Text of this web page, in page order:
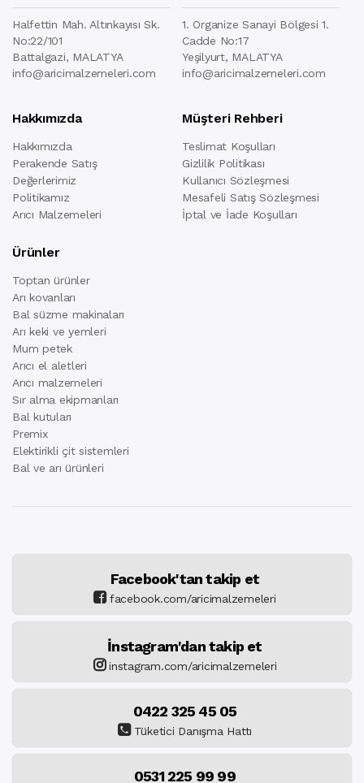
Halfettin Mah. Altınkayısı Sk.
No:22/101
Battalgazi, MALATYA
info@aricimalzemeleri.com
1. Organize Sanayi Bölgesi 1.
Cadde No:17
Yeşilyurt, MALATYA
info@aricimalzemeleri.com
Hakkımızda
Hakkımızda
Perakende Satış
Değerlerimiz
Politikamız
Arıcı Malzemeleri
Müşteri Rehberi
Teslimat Koşulları
Gizlilik Politikası
Kullanıcı Sözleşmesi
Mesafeli Satış Sözleşmesi
İptal ve İade Koşulları
Ürünler
Toptan ürünler
Arı kovanları
Bal süzme makinaları
Arı keki ve yemleri
Mum petek
Arıcı el aletleri
Arıcı malzemeleri
Sır alma ekipmanları
Bal kutuları
Premix
Elektirikli çit sistemleri
Bal ve arı ürünleri
Facebook'tan takip et
facebook.com/aricimalzemeleri
İnstagram'dan takip et
instagram.com/aricimalzemeleri
0422 325 45 05
Tüketici Danışma Hattı
0531 225 99 99